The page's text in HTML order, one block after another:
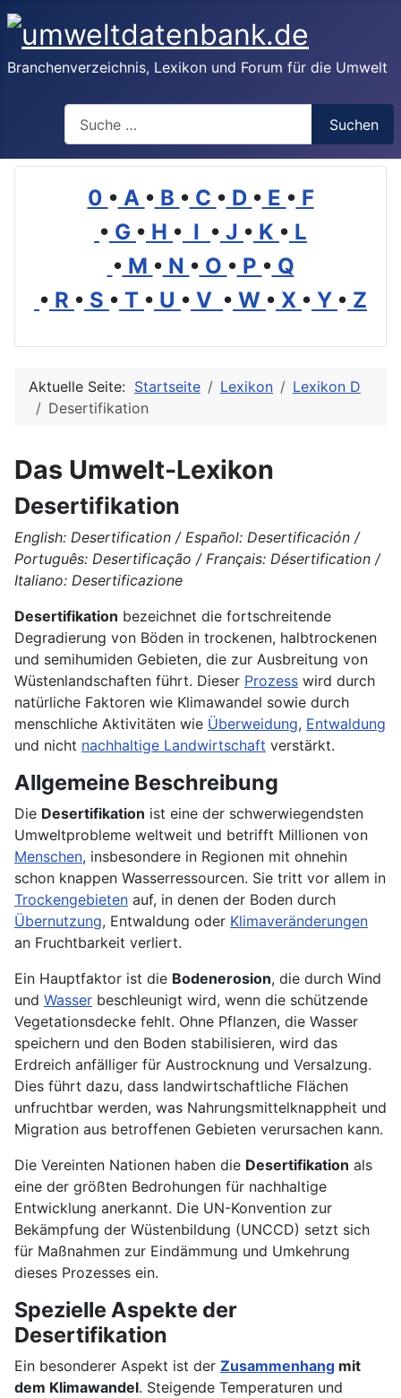
Branchenverzeichnis, Lexikon und Forum für die Umwelt
Suchen
0 • A • B • C • D • E • F
• G • H • I • J • K • L
• M • N • O • P • Q
• R • S • T • U • V • W • X • Y • Z
Aktuelle Seite: Startseite Lexikon
Lexikon D
Desertifikation
Das Umwelt-Lexikon
Desertifikation
English: Desertification / Español: Desertificación /
Português: Desertificação / Français: Désertification /
Italiano: Desertificazione
Desertifikation bezeichnet die fortschreitende
Degradierung von Böden in trockenen, halbtrockenen
und semihumiden Gebieten, die zur Ausbreitung von
Wüstenlandschaften führt. Dieser Prozess wird durch
natürliche Faktoren wie Klimawandel sowie durch
menschliche Aktivitäten wie Überweidung, Entwaldung
und nicht nachhaltige Landwirtschaft verstärkt.
Allgemeine Beschreibung
Die Desertifikation ist eine der schwerwiegendsten
Umweltprobleme weltweit und betrifft Millionen von
Menschen, insbesondere in Regionen mit ohnehin
schon knappen Wasserressourcen. Sie tritt vor allem in
Trockengebieten auf, in denen der Boden durch
Übernutzung, Entwaldung oder Klimaveränderungen
an Fruchtbarkeit verliert.
Ein Hauptfaktor ist die Bodenerosion, die durch Wind
und Wasser beschleunigt wird, wenn die schützende
Vegetationsdecke fehlt. Ohne Pflanzen, die Wasser
speichern und den Boden stabilisieren, wird das
Erdreich anfälliger für Austrocknung und Versalzung.
Dies führt dazu, dass landwirtschaftliche Flächen
unfruchtbar werden, was Nahrungsmittelknappheit und
Migration aus betroffenen Gebieten verursachen kann.
Die Vereinten Nationen haben die Desertifikation als
eine der größten Bedrohungen für nachhaltige
Entwicklung anerkannt. Die UN-Konvention zur
Bekämpfung der Wüstenbildung (UNCCD) setzt sich
für Maßnahmen zur Eindämmung und Umkehrung
dieses Prozesses ein.
Spezielle Aspekte der
Desertifikation
Ein besonderer Aspekt ist der Zusammenhang mit
dem Klimawandel. Steigende Temperaturen und